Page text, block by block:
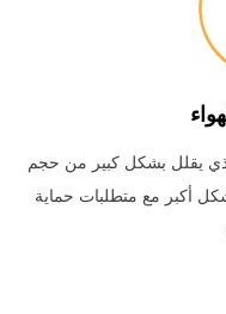
يقلل بشكل كبير من حجم
أكبر مع متطلبات حماية